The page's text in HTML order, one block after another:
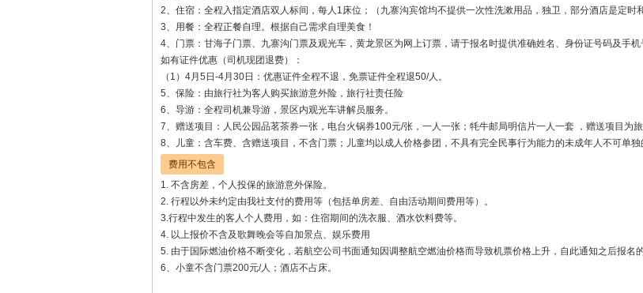
2、住宿：全程入指定酒店双人标间，每人1床位；（九寨沟宾馆均不提供一次性洗漱用品，独卫，部分酒店是定时
3、用餐：全程正餐自理。根据自己需求自理美食！
4、门票：甘海子门票、九寨沟门票及观光车，黄龙景区为网上订票，请于报名时提供准确姓名、身份证号码及手
如有证件优惠（司机现团退费）：
（1）4月5日-4月30日：优惠证件全程不退，免票证件全程退50/人。
5、保险：由旅行社为客人购买旅游意外险，旅行社责任险
6、导游：全程司机兼导游，景区内观光车讲解员服务。
7、赠送项目：人民公园品茗茶券一张，电台火锅券100元/张，一人一张；牦牛邮局明信片一人一套 ，赠送项目为
8、儿童：含车费、含赠送项目，不含门票；儿童均以成人价格参团，不具有完全民事行为能力的未成年人不可单独
费用不包含
1. 不含房差，个人投保的旅游意外保险。
2. 行程以外未约定由我社支付的费用等（包括单房差、自由活动期间费用等）。
3.行程中发生的客人个人费用，如：住宿期间的洗衣服、酒水饮料费等。
4. 以上报价不含及歌舞晚会等自加景点、娱乐费用
5. 由于国际燃油价格不断变化，若航空公司书面通知因调整航空燃油价格而导致机票价格上升，自此通知之后报名
6、小童不含门票200元/人；酒店不占床。